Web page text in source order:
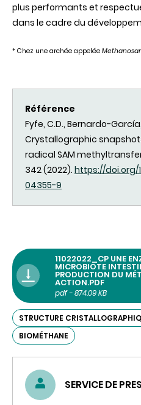
plus performants et
dans le cadre du
* Chez une archée appelée
Référence
Fyfe, C.D., Bernardo-
Crystallographic
radical SAM
342 (2022). https://doi.org/
04355-9
11022022_CP UNE
MICROBIOTE
PRODUCTION DU
ACTION.PDF
pdf - 874.09 KB
STRUCTURE
BIOMÉTHANE
SERVICE DE